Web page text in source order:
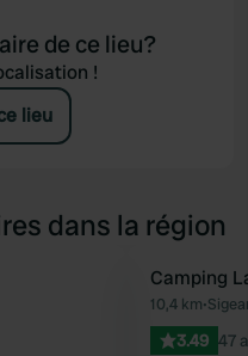
de ce lieu?
!
lieu
dans la région
Préféré
Camping
10,4 km•
3.49 47